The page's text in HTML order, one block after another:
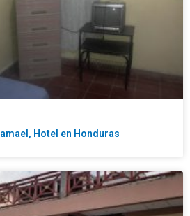
Hotel en Honduras